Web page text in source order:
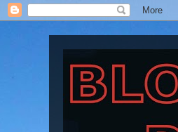
Blog Barra